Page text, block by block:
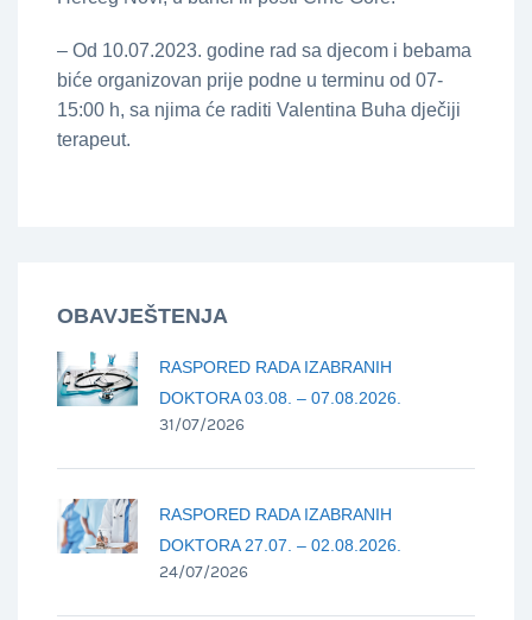
– Od 10.07.2023. godine rad sa djecom i bebama
biće organizovan prije podne u terminu od 07-
15:00 h, sa njima će raditi Valentina Buha dječiji
terapeut.
OBAVJEŠTENJA
RASPORED RADA IZABRANIH
DOKTORA 03.08. – 07.08.2026.
31/07/2026
RASPORED RADA IZABRANIH
DOKTORA 27.07. – 02.08.2026.
24/07/2026